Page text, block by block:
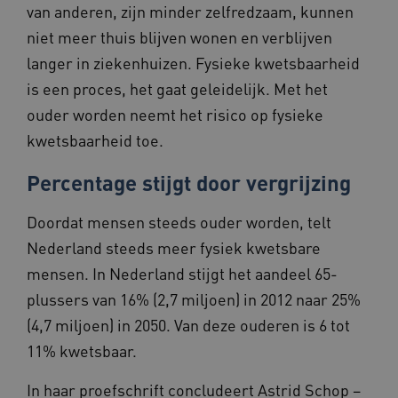
van anderen, zijn minder zelfredzaam, kunnen
niet meer thuis blijven wonen en verblijven
langer in ziekenhuizen. Fysieke kwetsbaarheid
is een proces, het gaat geleidelijk. Met het
ouder worden neemt het risico op fysieke
kwetsbaarheid toe.
Percentage stijgt door vergrijzing
Doordat mensen steeds ouder worden, telt
Nederland steeds meer fysiek kwetsbare
mensen. In Nederland stijgt het aandeel 65-
plussers van 16% (2,7 miljoen) in 2012 naar 25%
(4,7 miljoen) in 2050. Van deze ouderen is 6 tot
11% kwetsbaar.
In haar proefschrift concludeert Astrid Schop –